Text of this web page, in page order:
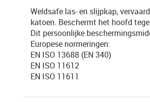
Weldsafe las- en slijpkap,
katoen. Beschermt het hoofd
Dit persoonlijke
Europese normeringen:
EN ISO 13688 (EN 340)
EN ISO 11612
EN ISO 11611